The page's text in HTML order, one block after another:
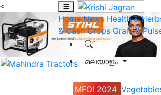
<
Home News Health &
& Cash Crops Grain &
മലയാളം
MFOI 2024